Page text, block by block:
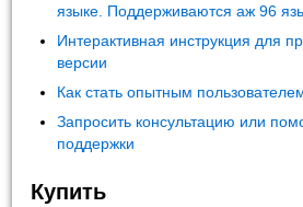
языке. Поддерживаются аж 96
Интерактивная инструкция для
версии
Как стать опытным
Запросить консультацию или
поддержки
Купить